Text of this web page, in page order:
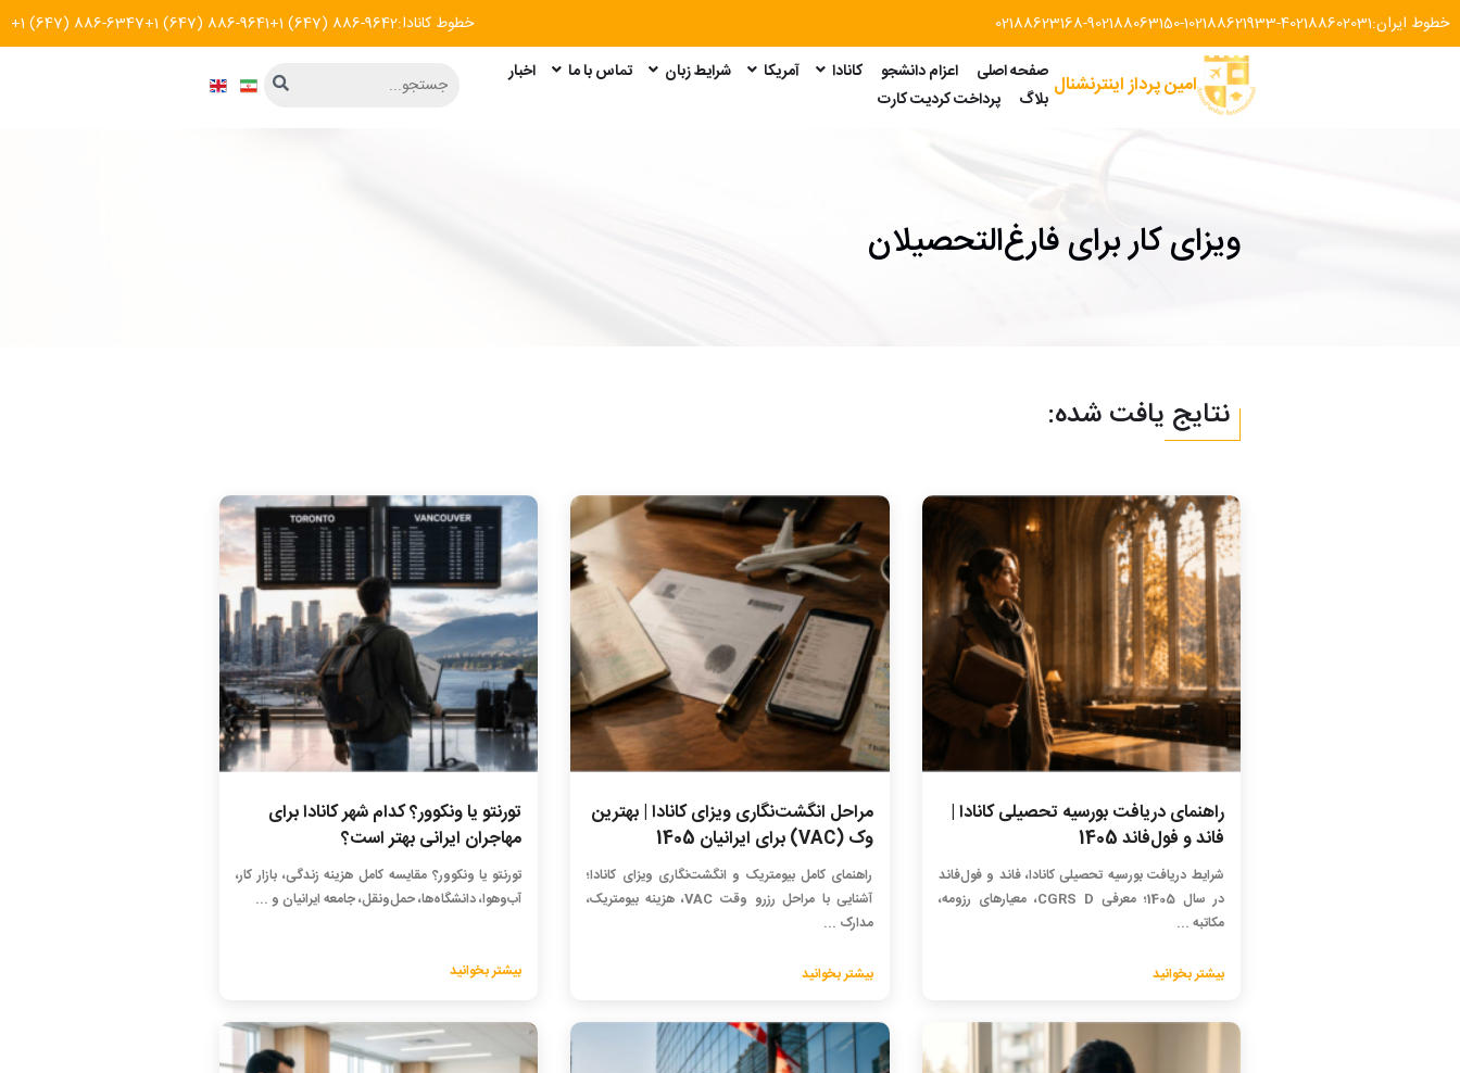
خطوط ایران: 02188623168-902188063150-102188621933-402188602031 خطوط کانادا: +1 (647) 886-6347+1 (647) 886-9641+1 (647) 886-9642
امین پرداز اینترنشنال صفحه اصلی اعزام دانشجو کانادا آمریکا شرایط زبان تماس با ما
اخبار
بلاگ
پرداخت کردیت کارت
ویزای کار برای فارغ‌التحصیلان
نتایج یافت شده:
راهنمای دریافت بورسیه تحصیلی کانادا |
فاند و فول‌فاند 1405
شرایط دریافت بورسیه تحصیلی کانادا، فاند و فول‌فاند
در سال 1405؛ معرفی CGRS D، معیارهای رزومه،
مکاتبه ...
بیشتر بخوانید
مراحل انگشت‌نگاری ویزای کانادا | بهترین
وک (VAC) برای ایرانیان 1405
راهنمای کامل بیومتریک و انگشت‌نگاری ویزای کانادا؛
آشنایی با مراحل رزرو وقت VAC، هزینه بیومتریک،
مدارک ...
بیشتر بخوانید
تورنتو یا ونکوور؟ کدام شهر کانادا برای
مهاجران ایرانی بهتر است؟
تورنتو یا ونکوور؟ مقایسه کامل هزینه زندگی، بازار کار،
آب‌وهوا، دانشگاه‌ها، حمل‌ونقل، جامعه ایرانیان و ...
بیشتر بخوانید